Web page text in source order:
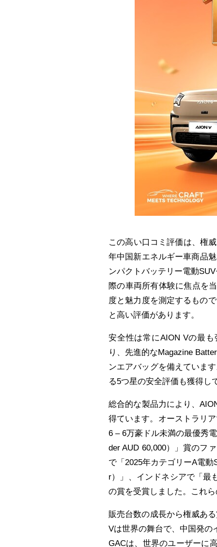
この高い口コミ評価は、権
年中国新エネルギー車商品
ンパクトバッテリー電動
際の車両所有体験に焦点を
度と魅力度を測定するもの
と高い評価があります。
安全性は常にAION Vの最
り、先進的なMagazine
ンエアバッグを備えていま
る5つ星の安全評価も獲得し
総合的な製品力により、
得ています。オーストラリ
6 – 6万豪ドル未満の最優秀
der AUD 60,000）」賞のフ
で「2025年カテゴリーA電
r）」、インドネシアで「最
の賞を受賞しました。これ
販売台数の成長から権威あ
Vは世界の舞台で、中国発の
GACは、世界のユーザーに